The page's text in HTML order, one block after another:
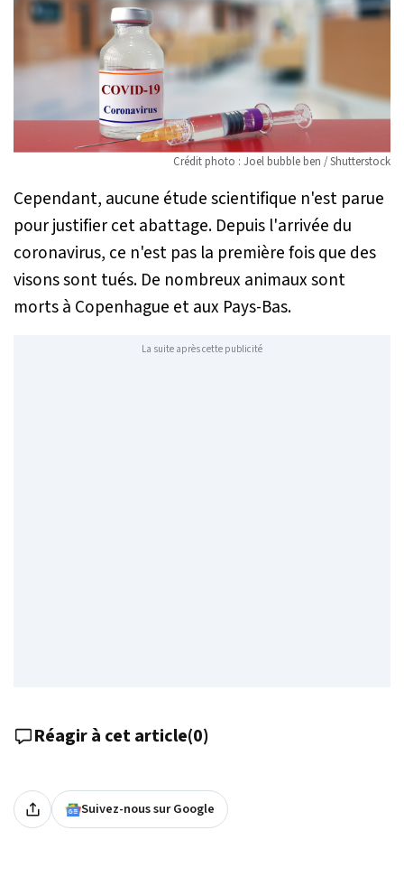
Crédit photo : Joel bubble ben / Shutterstock
Cependant, aucune étude scientifique n'est parue
pour justifier cet abattage. Depuis l'arrivée du
coronavirus, ce n'est pas la première fois que des
visons sont tués. De nombreux animaux sont
morts à Copenhague et aux Pays-Bas.
La suite après cette publicité
Réagir à cet article(0)
Suivez-nous sur Google